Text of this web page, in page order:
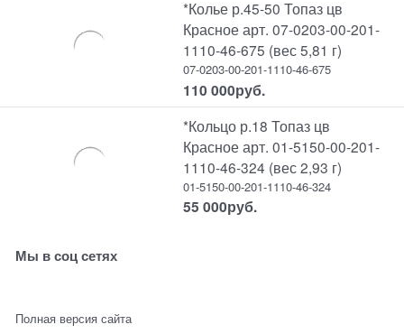
*Колье р.45-50 Топаз цв
Красное арт. 07-0203-00-201-
1110-46-675 (вес 5,81 г)
07-0203-00-201-1110-46-675
110 000руб.
*Кольцо р.18 Топаз цв
Красное арт. 01-5150-00-201-
1110-46-324 (вес 2,93 г)
01-5150-00-201-1110-46-324
55 000руб.
Мы в соц сетях
Полная версия сайта